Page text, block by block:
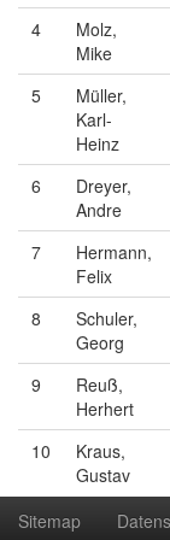
4
Molz,
Mike
5
Müller,
Karl-
Heinz
6
Dreyer,
Andre
7
Hermann,
Felix
8
Schuler,
Georg
9
Reuß,
Herhert
10
Kraus,
Gustav
Sitemap